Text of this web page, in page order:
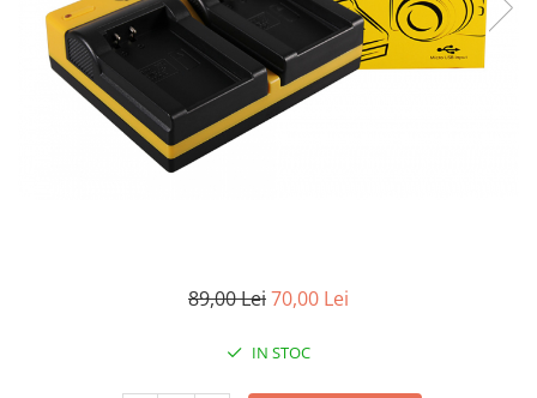
Smartwatch
89,00 Lei70,00 Lei
IN STOC